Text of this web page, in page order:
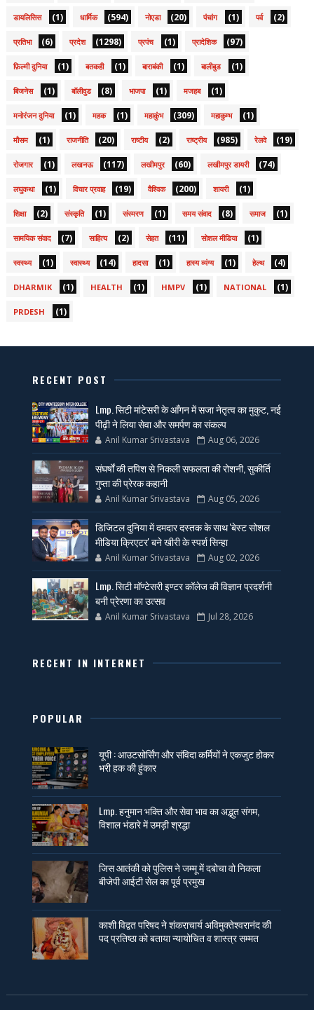
डायलिसिस (1) धार्मिक (594) नोएडा (20) पंचांग (1) पर्व (2)
प्रतिभा (6) प्रदेश (1298) प्रपंच (1) प्रादेशिक (97)
फ़िल्मी दुनिया (1) बतकही (1) बाराबंकी (1) बालीबुड (1)
बिजनेस (1) बॉलीवुड (8) भाजपा (1) मजहब (1)
मनोरंजन दुनिया (1) महक (1) महाकुंभ (309) महाकुम्भ (1)
मौसम (1) राजनीति (20) राष्टीय (2) राष्ट्रीय (985) रेलवे (19)
रोजगार (1) लखनऊ (117) लखीमपुर (60) लखीमपुर डायरी (74)
लघुकथा (1) विचार प्रवाह (19) वैश्विक (200) शायरी (1)
शिक्षा (2) संस्कृति (1) संस्मरण (1) समय संवाद (8) समाज (1)
सामयिक संवाद (7) साहित्य (2) सेहत (11) सोशल मीडिया (1)
स्वस्थ्य (1) स्वास्थ्य (14) हादसा (1) हास्य व्यंग्य (1) हेल्थ (4)
DHARMIK (1) HEALTH (1) HMPV (1) NATIONAL (1)
PRDESH (1)
RECENT POST
Lmp. सिटी मांटेसरी के आँगन में सजा नेतृत्व का मुकुट, नई
पीढ़ी ने लिया सेवा और समर्पण का संकल्प
Anil Kumar Srivastava Aug 06, 2026
संघर्षों की तपिश से निकली सफलता की रोशनी, सुकीर्ति
गुप्ता की प्रेरक कहानी
Anil Kumar Srivastava Aug 05, 2026
डिजिटल दुनिया में दमदार दस्तक के साथ 'बेस्ट सोशल
मीडिया क्रिएटर' बने खीरी के स्पर्श सिन्हा
Anil Kumar Srivastava Aug 02, 2026
Lmp. सिटी मॉण्टेसरी इण्टर कॉलेज की विज्ञान प्रदर्शनी
बनी प्रेरणा का उत्सव
Anil Kumar Srivastava Jul 28, 2026
RECENT IN INTERNET
POPULAR
यूपी : आउटसोर्सिंग और संविदा कर्मियों ने एकजुट होकर
भरी हक की हुंकार
Lmp. हनुमान भक्ति और सेवा भाव का अद्भुत संगम,
विशाल भंडारे में उमड़ी श्रद्धा
जिस आतंकी को पुलिस ने जम्मू में दबोचा वो निकला
बीजेपी आईटी सेल का पूर्व प्रमुख
काशी विद्वत परिषद ने शंकराचार्य अविमुक्तेश्वरानंद की
पद प्रतिष्ठा को बताया न्यायोचित व शास्त्र सम्मत